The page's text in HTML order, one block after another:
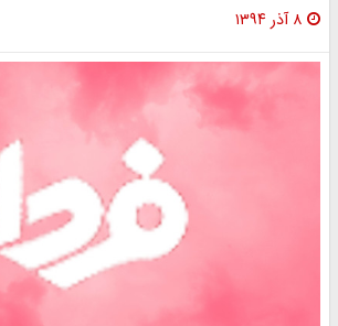
۸ آذر ۱۳۹۴